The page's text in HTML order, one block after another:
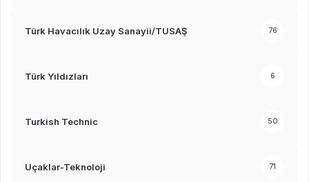
Türk Havacılık Uzay Sanayii/TUSAŞ 76
Türk Yıldızları 6
Turkish Technic 50
Uçaklar-Teknoloji 71